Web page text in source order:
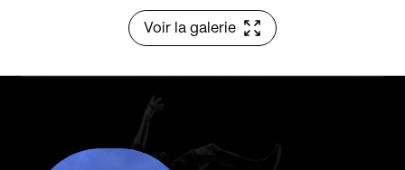
Voir la galerie